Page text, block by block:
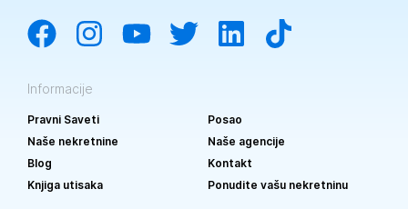
Informacije
Pravni Saveti
Posao
Naše nekretnine
Naše agencije
Blog
Kontakt
Knjiga utisaka
Ponudite vašu nekretninu